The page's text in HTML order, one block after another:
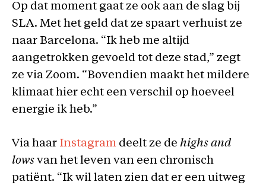
Op dat moment gaat ze ook aan de slag bij
SLA. Met het geld dat ze spaart verhuist ze
naar Barcelona. “Ik heb me altijd
aangetrokken gevoeld tot deze stad,” zegt
ze via Zoom. “Bovendien maakt het mildere
klimaat hier echt een verschil op hoeveel
energie ik heb.”
Via haar Instagram deelt ze de highs and
lows van het leven van een chronisch
patiënt. “Ik wil laten zien dat er een uitweg